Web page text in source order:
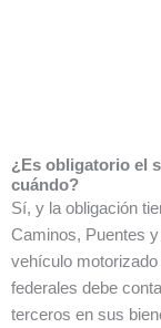
¿Es obligatorio el
cuándo?
Sí, y la obligación
Caminos, Puentes
vehículo
federales debe
terceros en sus